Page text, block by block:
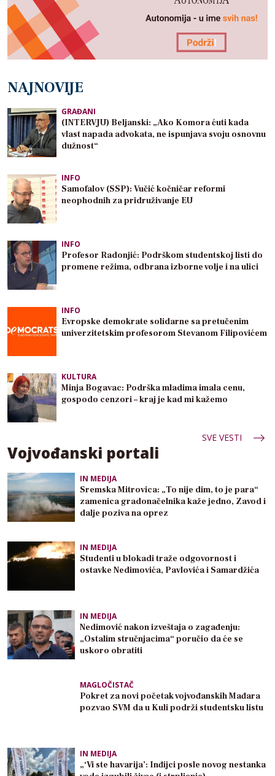
NAJNOVIJE
GRAĐANI
(INTERVJU) Beljanski: „Ako Komora ćuti kada
vlast napada advokata, ne ispunjava svoju osnovnu
dužnost“
INFO
Samofalov (SSP): Vučić kočničar reformi
neophodnih za pridruživanje EU
INFO
Profesor Radonjić: Podrškom studentskoj listi do
promene režima, odbrana izborne volje i na ulici
INFO
Evropske demokrate solidarne sa pretučenim
univerzitetskim profesorom Stevanom Filipovićem
KULTURA
Minja Bogavac: Podrška mladima imala cenu,
gospodo cenzori – kraj je kad mi kažemo
SVE VESTI
Vojvođanski portali
IN MEDIJA
Sremska Mitrovica: „To nije dim, to je para“
zamenica gradonačelnika kaže jedno, Zavod i
dalje poziva na oprez
IN MEDIJA
Studenti u blokadi traže odgovornost i
ostavke Nedimovića, Pavlovića i Samardžića
IN MEDIJA
Nedimović nakon izveštaja o zagađenju:
„Ostalim stručnjacima“ poručio da će se
uskoro obratiti
MAGLOČISTAČ
Pokret za novi početak vojvođanskih Mađara
pozvao SVM da u Kuli podrži studentsku listu
IN MEDIJA
„‘Vi ste havarija’: Inđijci posle novog nestanka